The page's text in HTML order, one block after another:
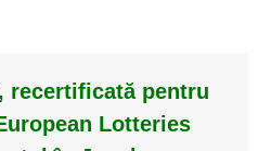
recertificată pentru
Lotteries